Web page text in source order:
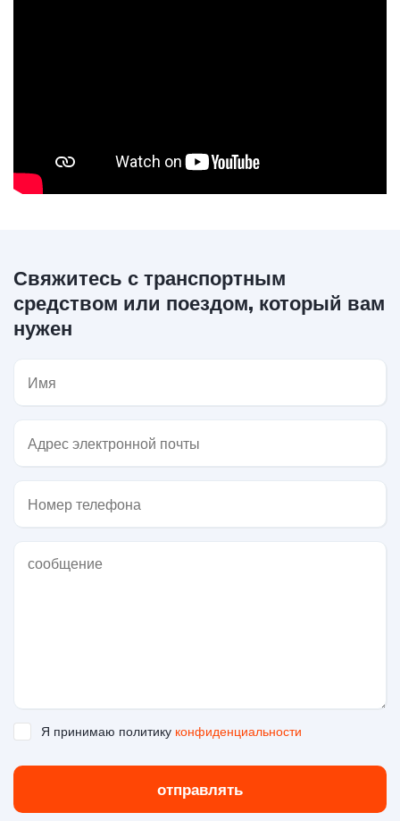
Свяжитесь с транспортным
средством или поездом, который вам
нужен
Я принимаю политику конфиденциальности
отправлять